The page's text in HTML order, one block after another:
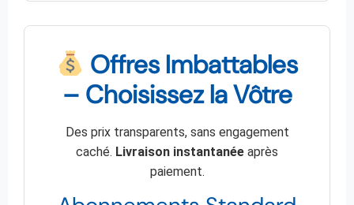
Offres Imbattables
– Choisissez la Vôtre
Des prix transparents, sans engagement
caché. Livraison instantanée après
paiement.